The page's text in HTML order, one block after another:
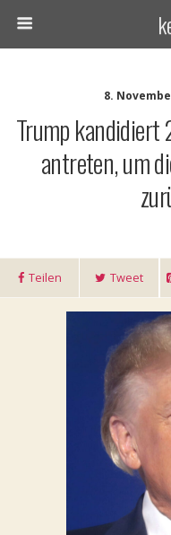
8.
Trump
antreten, um
Teilen Tweet